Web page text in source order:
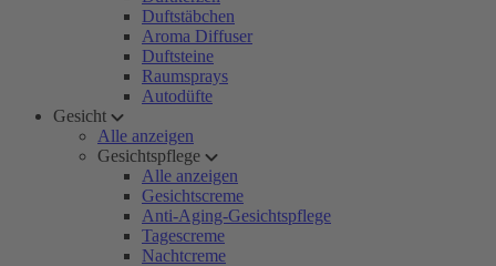
Duftstäbchen
Aroma Diffuser
Duftsteine
Raumsprays
Autodüfte
Gesicht
Alle anzeigen
Gesichtspflege
Alle anzeigen
Gesichtscreme
Anti-Aging-Gesichtspflege
Tagescreme
Nachtcreme